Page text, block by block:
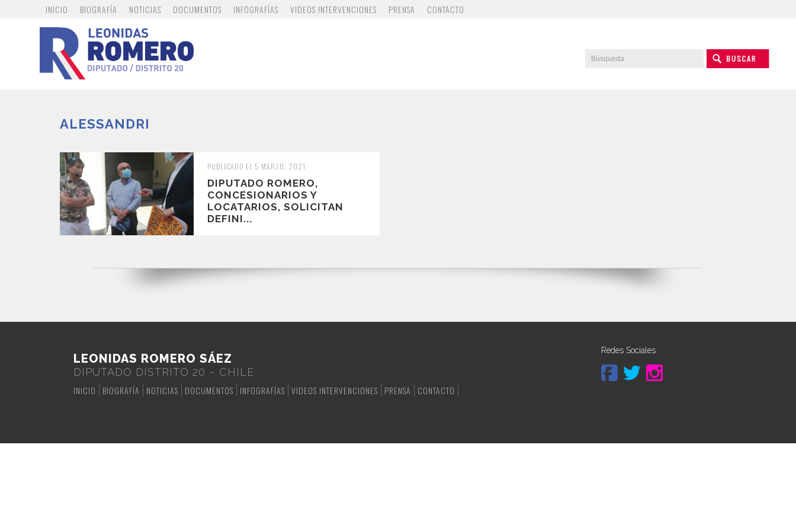
INICIO BIOGRAFÍA NOTICIAS DOCUMENTOS INFOGRAFÍAS VIDEOS INTERVENCIONES PRENSA CONTACTO
ALESSANDRI
PUBLICADO EL 5 MARZO, 2021
DIPUTADO ROMERO,
CONCESIONARIOS Y
LOCATARIOS, SOLICITAN
DEFINI...
LEONIDAS ROMERO SÁEZ
DIPUTADO DISTRITO 20 – CHILE
INICIO
BIOGRAFÍA NOTICIAS DOCUMENTOS INFOGRAFÍAS VIDEOS INTERVENCIONES PRENSA CONTACTO
Redes Sociales